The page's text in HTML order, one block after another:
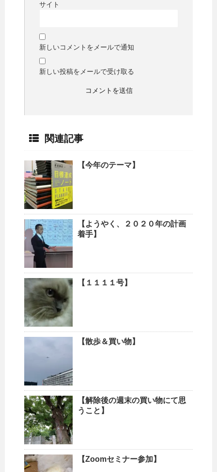
サイト
新しいコメントをメールで通知
新しい投稿をメールで受け取る
関連記事
【今年のテーマ】
【ようやく、２０２０年の計画
着手】
【１１１１号】
【散歩＆買い物】
【解除後の週末の買い物にて思
うこと】
【Zoomセミナー参加】